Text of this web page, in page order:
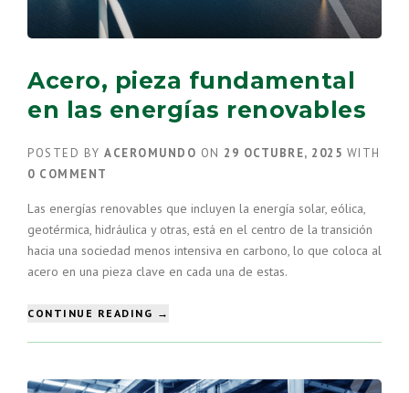
Acero, pieza fundamental
en las energías renovables
POSTED BY ACEROMUNDO ON 29 OCTUBRE, 2025 WITH
0 COMMENT
Las energías renovables que incluyen la energía solar, eólica,
geotérmica, hidráulica y otras, está en el centro de la transición
hacia una sociedad menos intensiva en carbono, lo que coloca al
acero en una pieza clave en cada una de estas.
CONTINUE READING “ACERO,
LAS
→